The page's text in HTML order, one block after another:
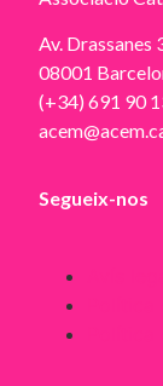
Av. Drassanes
08001
(+34) 691 90
Segueix-nos